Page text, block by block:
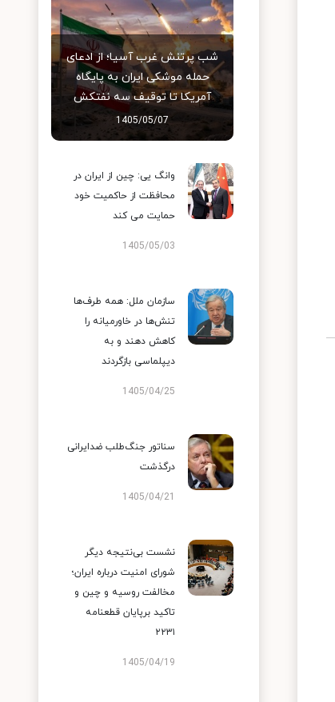
شب پرتنش غرب آسیا؛ از ادعای
حمله موشکی ایران به پایگاه
آمریکا تا توقیف سه نفتکش
1405/05/07
وانگ یی: چین از ایران در
محافظت از حاکمیت خود
حمایت می کند
1405/05/03
سازمان ملل: همه طرف‌ها
تنش‌ها در خاورمیانه را
کاهش دهند و به
دیپلماسی بازگردند
1405/04/25
سناتور جنگ‌طلب ضدایرانی
درگذشت
1405/04/21
نشست بی‌نتیجه دیگر
شورای امنیت درباره ایران؛
مخالفت روسیه و چین و
تاکید برپایان قطعنامه
۲۲۳۱
1405/04/19